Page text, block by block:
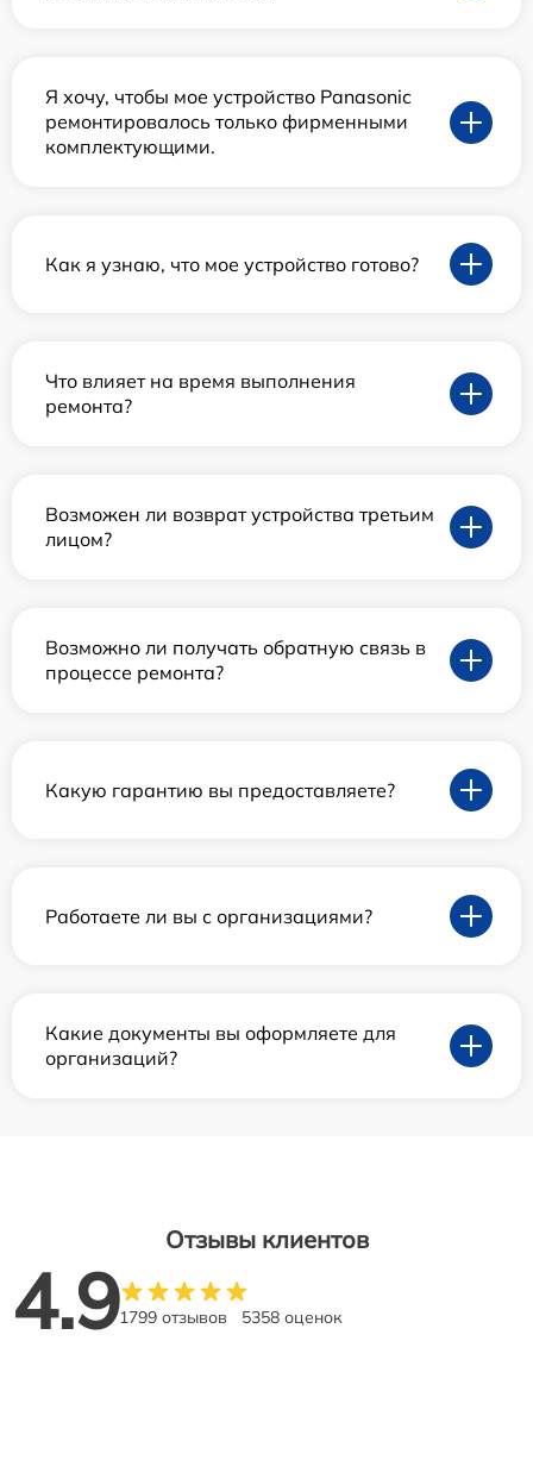
Я хочу, чтобы мое устройство Panasonic
ремонтировалось только фирменными
комплектующими.
Как я узнаю, что мое устройство готово?
Что влияет на время выполнения
ремонта?
Возможен ли возврат устройства третьим
лицом?
Возможно ли получать обратную связь в
процессе ремонта?
Какую гарантию вы предоставляете?
Работаете ли вы с организациями?
Какие документы вы оформляете для
организаций?
Отзывы клиентов
4.91799 отзывов 5358 оценок